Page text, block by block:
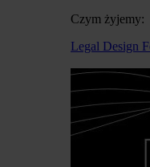
Czym żyjemy:
Legal Design